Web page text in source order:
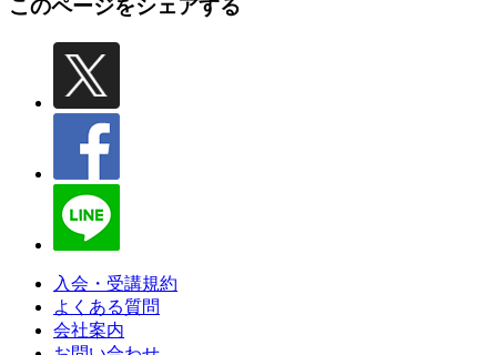
このページをシェアする
入会・受講規約
よくある質問
会社案内